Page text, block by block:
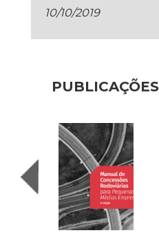
10/10/2019
PUBLICAÇÕES